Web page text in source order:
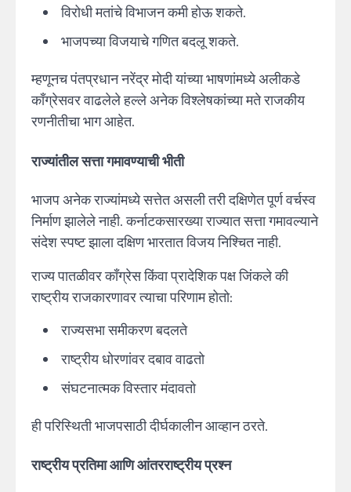
विरोधी मतांचे विभाजन कमी होऊ शकते.
भाजपच्या विजयाचे गणित बदलू शकते.
म्हणूनच पंतप्रधान नरेंद्र मोदी यांच्या भाषणांमध्ये अलीकडे
काँग्रेसवर वाढलेले हल्ले अनेक विश्लेषकांच्या मते राजकीय
रणनीतीचा भाग आहेत.
राज्यांतील सत्ता गमावण्याची भीती
भाजप अनेक राज्यांमध्ये सत्तेत असली तरी दक्षिणेत पूर्ण वर्चस्व
निर्माण झालेले नाही. कर्नाटकसारख्या राज्यात सत्ता गमावल्याने
संदेश स्पष्ट झाला दक्षिण भारतात विजय निश्चित नाही.
राज्य पातळीवर काँग्रेस किंवा प्रादेशिक पक्ष जिंकले की
राष्ट्रीय राजकारणावर त्याचा परिणाम होतो:
राज्यसभा समीकरण बदलते
राष्ट्रीय धोरणांवर दबाव वाढतो
संघटनात्मक विस्तार मंदावतो
ही परिस्थिती भाजपसाठी दीर्घकालीन आव्हान ठरते.
राष्ट्रीय प्रतिमा आणि आंतरराष्ट्रीय प्रश्न